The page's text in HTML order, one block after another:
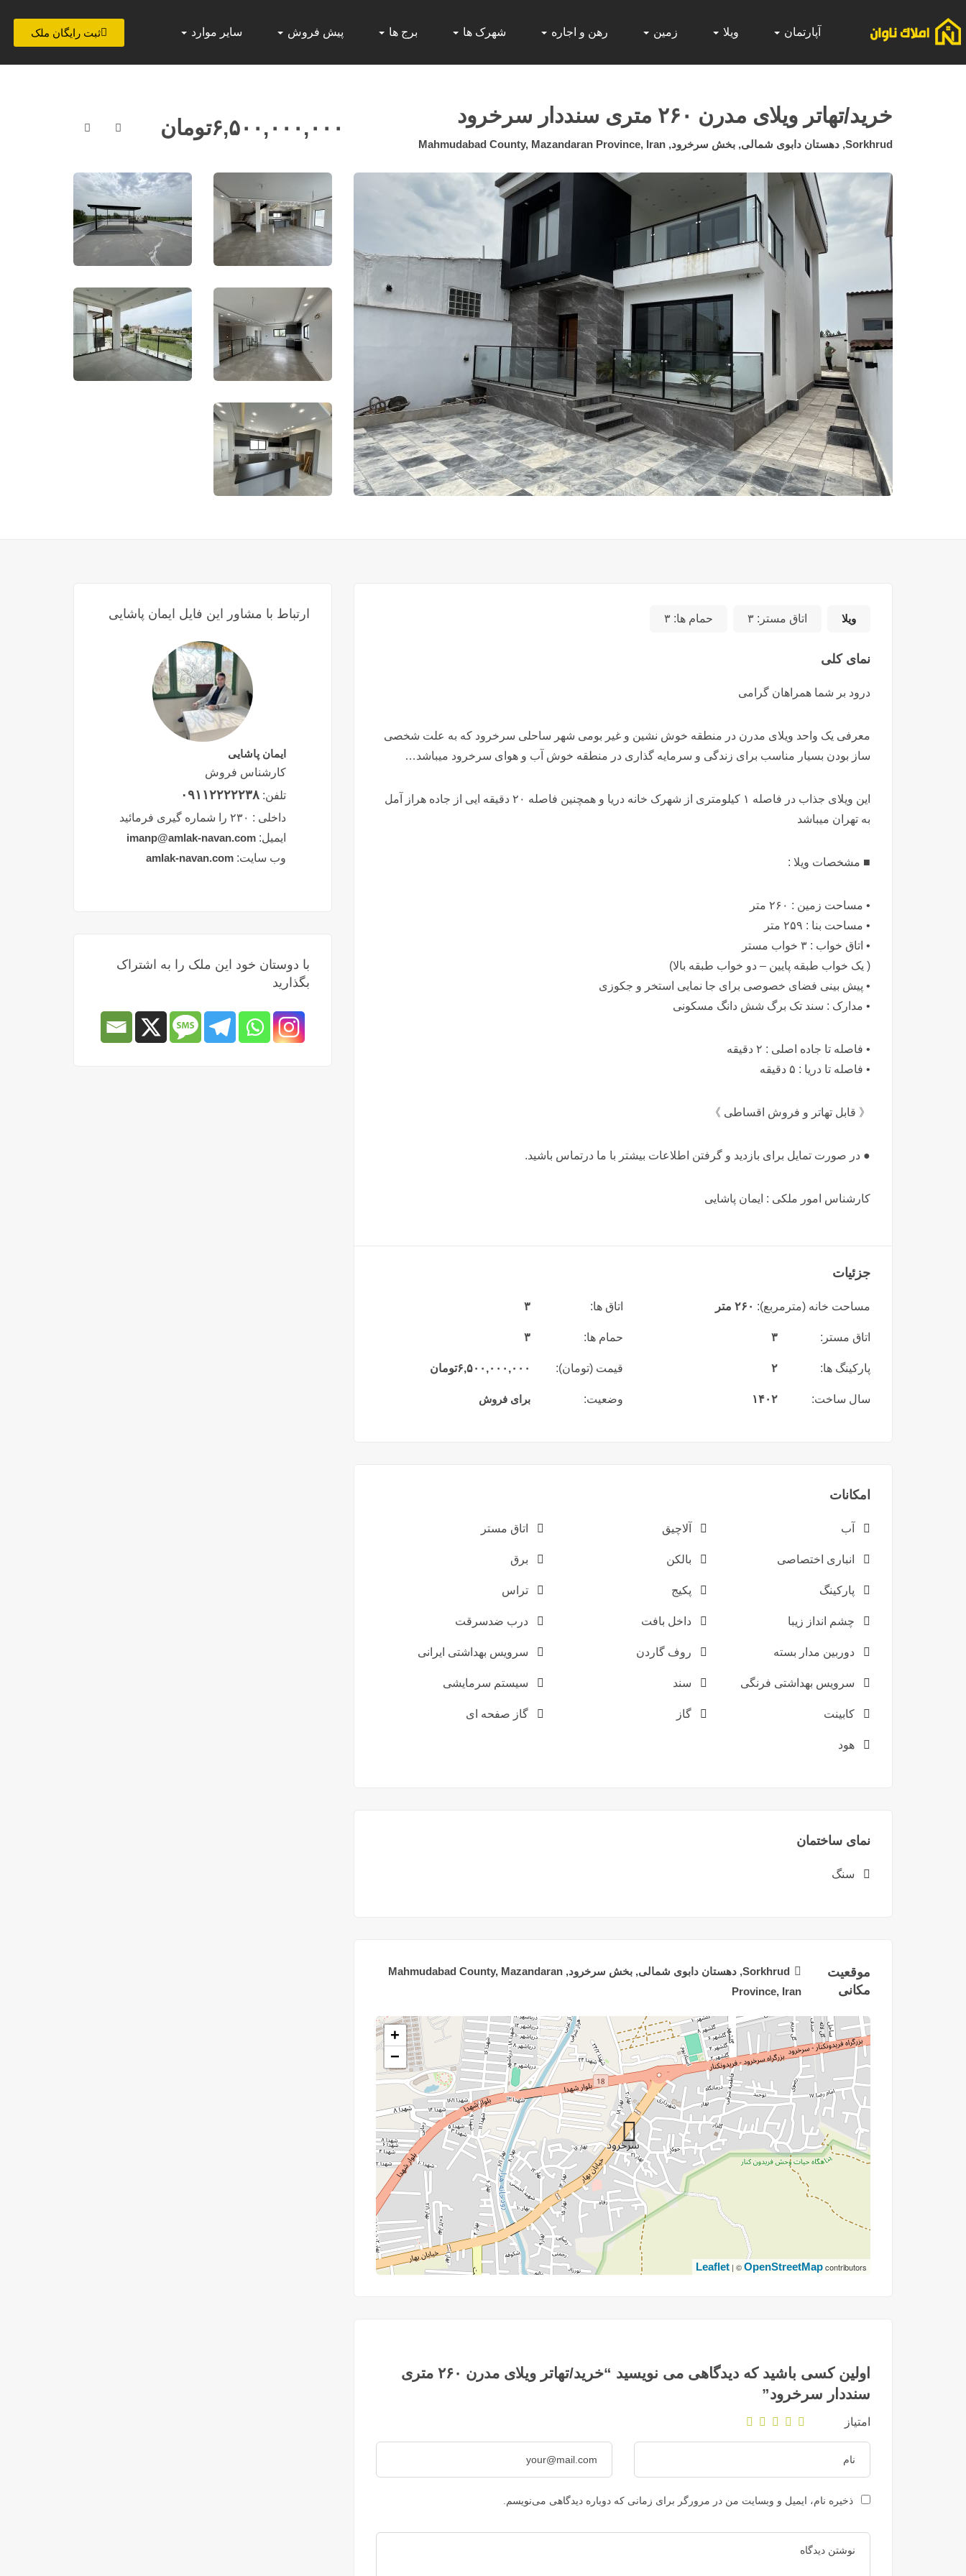
آپارتمان ویلا زمین رهن و اجاره شهرک ها برج ها پیش فروش سایر موارد ثبت رایگان ملک
خرید/تهاتر ویلای مدرن ۲۶۰ متری سنددار سرخرود
Sorkhrud, دهستان دابوی شمالی, بخش سرخرود, Mahmudabad County, Mazandaran Province, Iran
۶,۵۰۰,۰۰۰,۰۰۰تومان
ویلا اتاق مستر: ۳ حمام ها: ۳
نمای کلی
درود بر شما همراهان گرامی
معرفی یک واحد ویلای مدرن در منطقه خوش نشین و غیر بومی شهر ساحلی سرخرود که به علت شخصی
ساز بودن بسیار مناسب برای زندگی و سرمایه گذاری در منطقه خوش آب و هوای سرخرود میباشد…
این ویلای جذاب در فاصله ۱ کیلومتری از شهرک خانه دریا و همچنین فاصله ۲۰ دقیقه ایی از جاده هراز آمل
به تهران میباشد
■ مشخصات ویلا :
• مساحت زمین : ۲۶۰ متر
• مساحت بنا : ۲۵۹ متر
• اتاق خواب : ۳ خواب مستر
( یک خواب طبقه پایین – دو خواب طبقه بالا)
• پیش بینی فضای خصوصی برای جا نمایی استخر و جکوزی
• مدارک : سند تک برگ شش دانگ مسکونی
• فاصله تا جاده اصلی : ۲ دقیقه
• فاصله تا دریا : ۵ دقیقه
《 قابل تهاتر و فروش اقساطی 》
● در صورت تمایل برای بازدید و گرفتن اطلاعات بیشتر با ما درتماس باشید.
کارشناس امور ملکی : ایمان پاشایی
جزئیات
مساحت خانه (مترمربع): ۲۶۰ متر اتاق ها: ۳
اتاق مستر: ۳ حمام ها: ۳
پارکینگ ها: ۲ قیمت (تومان): ۶,۵۰۰,۰۰۰,۰۰۰تومان
سال ساخت: ۱۴۰۲ وضعیت: برای فروش
امکانات
آب آلاچیق اتاق مستر
انباری اختصاصی بالکن برق
پارکینگ پکیج تراس
چشم انداز زیبا داخل بافت درب ضدسرقت
دوربین مدار بسته روف گاردن سرویس بهداشتی ایرانی
سرویس بهداشتی فرنگی سند سیستم سرمایشی
کابینت گاز گاز صفحه ای
هود
نمای ساختمان
سنگ
موقعیت
مکانی
Sorkhrud, دهستان دابوی شمالی, بخش سرخرود, Mahmudabad County, Mazandaran
Province, Iran
+
−
Leaflet | ©OpenStreetMapcontributors
اولین کسی باشید که دیدگاهی می نویسید “خرید/تهاتر ویلای مدرن ۲۶۰ متری
سنددار سرخرود”
امتیاز
ذخیره نام، ایمیل و وبسایت من در مرورگر برای زمانی که دوباره دیدگاهی می‌نویسم.
ارتباط با مشاور این فایل ایمان پاشایی
ایمان پاشایی
کارشناس فروش
تلفن: ۰۹۱۱۲۲۲۲۲۳۸
داخلی : ۲۳۰ را شماره گیری فرمائید
ایمیل: imanp@amlak-navan.com
وب سایت: amlak-navan.com
با دوستان خود این ملک را به اشتراک
بگذارید